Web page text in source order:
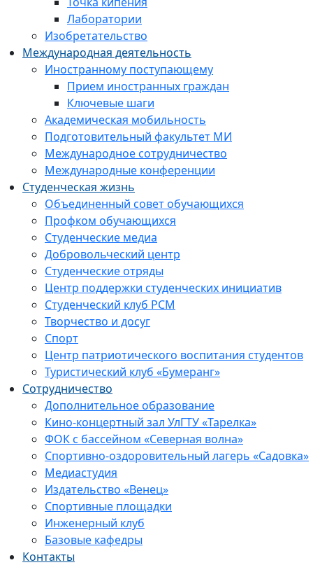
Лаборатории
Изобретательство
Международная деятельность
Иностранному поступающему
Прием иностранных граждан
Ключевые шаги
Академическая мобильность
Подготовительный факультет МИ
Международное сотрудничество
Международные конференции
Студенческая жизнь
Объединенный совет обучающихся
Профком обучающихся
Студенческие медиа
Добровольческий центр
Студенческие отряды
Центр поддержки студенческих инициатив
Студенческий клуб РСМ
Творчество и досуг
Спорт
Центр патриотического воспитания студентов
Туристический клуб «Бумеранг»
Сотрудничество
Дополнительное образование
Кино-концертный зал УлГТУ «Тарелка»
ФОК с бассейном «Северная волна»
Спортивно-оздоровительный лагерь «Садовка»
Медиастудия
Издательство «Венец»
Спортивные площадки
Инженерный клуб
Базовые кафедры
Контакты